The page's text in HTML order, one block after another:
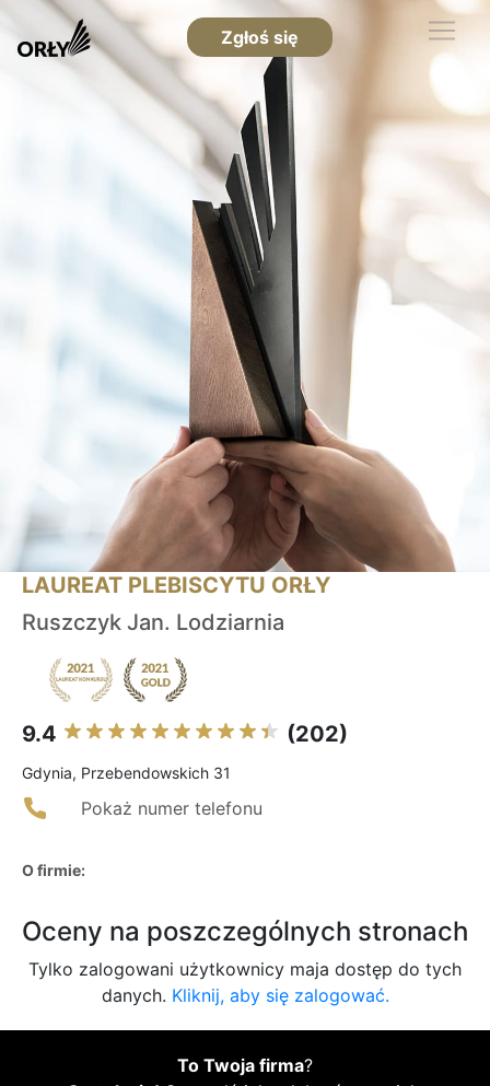
Zgłoś się
LAUREAT PLEBISCYTU ORŁY
Ruszczyk Jan. Lodziarnia
9.4 (202)
Gdynia, Przebendowskich 31
Pokaż numer telefonu
O firmie:
Oceny na poszczególnych stronach
Tylko zalogowani użytkownicy maja dostęp do tych
danych. Kliknij, aby się zalogować.
To Twoja firma?